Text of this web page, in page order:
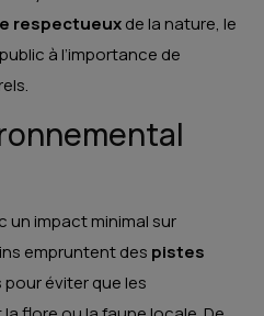
respectueuxde la nature, le
à l’importance de
un impact minimal sur
empruntent des pistes
éviter que les